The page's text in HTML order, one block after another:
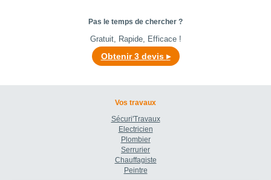
Pas le temps de chercher ?
Gratuit, Rapide, Efficace !
Obtenir 3 devis
Vos travaux
Sécuri'Travaux
Electricien
Plombier
Serrurier
Chauffagiste
Peintre